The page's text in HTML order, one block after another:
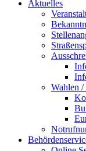
Aktuelles
Wahlen /